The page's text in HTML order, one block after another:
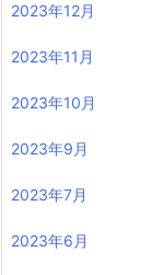
2023年12月
2023年11月
2023年10月
2023年9月
2023年7月
2023年6月